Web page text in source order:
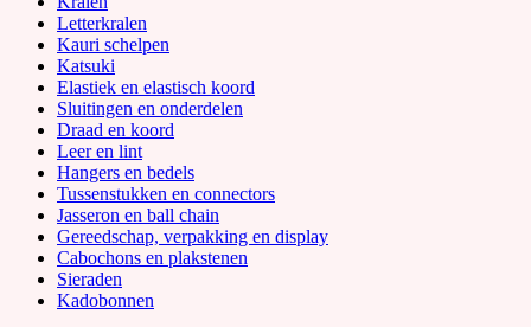
Letterkralen
Kauri schelpen
Katsuki
Elastiek en elastisch koord
Sluitingen en onderdelen
Draad en koord
Leer en lint
Hangers en bedels
Tussenstukken en connectors
Jasseron en ball chain
Gereedschap, verpakking en display
Cabochons en plakstenen
Sieraden
Kadobonnen